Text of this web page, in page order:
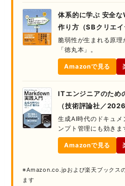
体系的に学ぶ 安全
作り方（SBクリエ
脆弱性が生まれる原
「徳丸本」。
Amazonで見る
ITエンジニアのた
（技術評論社／2026
生成AI時代のドキュメ
ンプト管理にも効きま
Amazonで見る
※Amazon.co.jpおよび楽天ブックス
ます